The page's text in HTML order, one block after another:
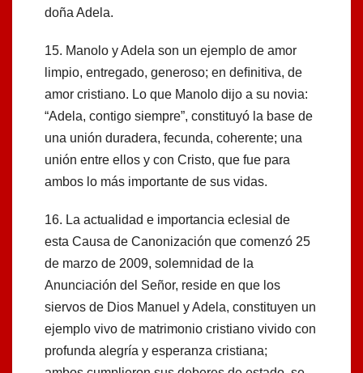
doña Adela.
15. Manolo y Adela son un ejemplo de amor
limpio, entregado, generoso; en deﬁnitiva, de
amor cristiano. Lo que Manolo dijo a su novia:
“Adela, contigo siempre”, constituyó la base de
una unión duradera, fecunda, coherente; una
unión entre ellos y con Cristo, que fue para
ambos lo más importante de sus vidas.
16. La actualidad e importancia eclesial de
esta Causa de Canonización que comenzó 25
de marzo de 2009, solemnidad de la
Anunciación del Señor, reside en que los
siervos de Dios Manuel y Adela, constituyen un
ejemplo vivo de matrimonio cristiano vivido con
profunda alegría y esperanza cristiana;